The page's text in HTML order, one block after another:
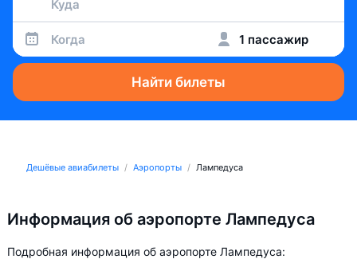
Когда 1 пассажир
Найти билеты
Дешёвые авиабилеты Аэропорты Лампедуса
Информация об аэропорте Лампедуса
Подробная информация об аэропорте Лампедуса: